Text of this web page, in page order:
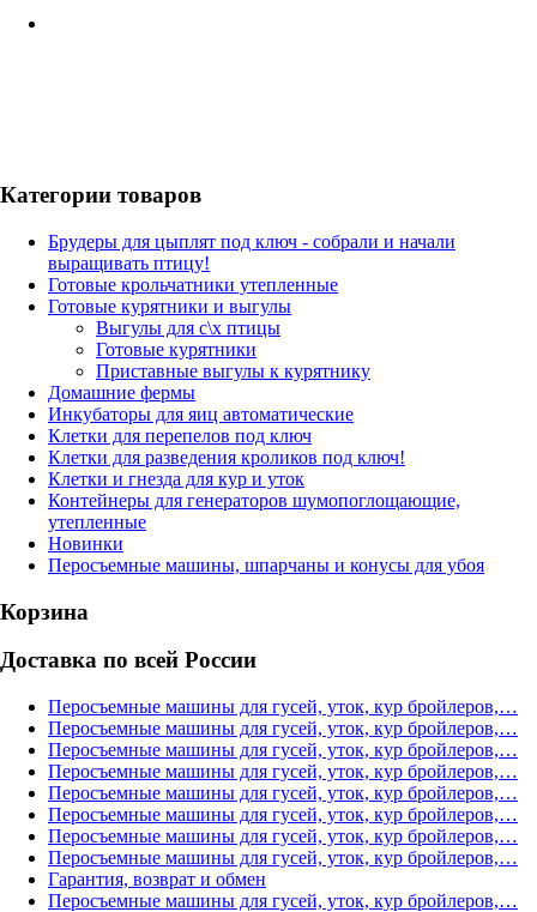
Категории товаров
Брудеры для цыплят под ключ - собрали и начали
выращивать птицу!
Готовые крольчатники утепленные
Готовые курятники и выгулы
Выгулы для с\х птицы
Готовые курятники
Приставные выгулы к курятнику
Домашние фермы
Инкубаторы для яиц автоматические
Клетки для перепелов под ключ
Клетки для разведения кроликов под ключ!
Клетки и гнезда для кур и уток
Контейнеры для генераторов шумопоглощающие,
утепленные
Новинки
Перосъемные машины, шпарчаны и конусы для убоя
Корзина
Доставка по всей России
Перосъемные машины для гусей, уток, кур бройлеров,…
Перосъемные машины для гусей, уток, кур бройлеров,…
Перосъемные машины для гусей, уток, кур бройлеров,…
Перосъемные машины для гусей, уток, кур бройлеров,…
Перосъемные машины для гусей, уток, кур бройлеров,…
Перосъемные машины для гусей, уток, кур бройлеров,…
Перосъемные машины для гусей, уток, кур бройлеров,…
Перосъемные машины для гусей, уток, кур бройлеров,…
Гарантия, возврат и обмен
Перосъемные машины для гусей, уток, кур бройлеров,…